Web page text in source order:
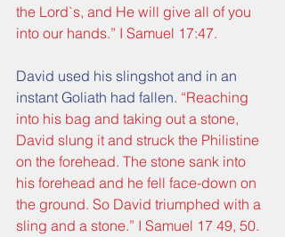
the Lord`s, and He will give all of you
into our hands.” I Samuel 17:47.
David used his slingshot and in an
instant Goliath had fallen. “Reaching
into his bag and taking out a stone,
David slung it and struck the Philistine
on the forehead. The stone sank into
his forehead and he fell face-down on
the ground. So David triumphed with a
sling and a stone.” I Samuel 17 49, 50.